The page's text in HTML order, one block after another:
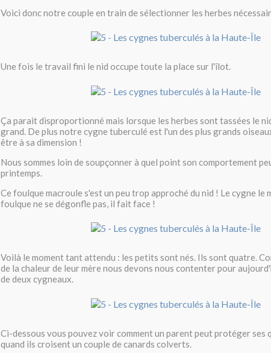
Voici donc notre couple en train de sélectionner les herbes
Une fois le travail fini le nid occupe toute la place sur l'îlot.
Ça parait disproportionné mais lorsque les herbes sont tassées le
grand. De plus notre cygne tuberculé est l'un des plus grands
être à sa dimension !
Nous sommes loin de soupçonner à quel point son comportement
printemps.
Ce foulque macroule s'est un peu trop approché du nid ! Le cygne le
foulque ne se dégonfle pas, il fait face !
Voilà le moment tant attendu : les petits sont nés. Ils sont quatre.
de la chaleur de leur mère nous devons nous contenter pour
de deux cygneaux.
Ci-dessous vous pouvez voir comment un parent peut protéger ses
quand ils croisent un couple de canards colverts.